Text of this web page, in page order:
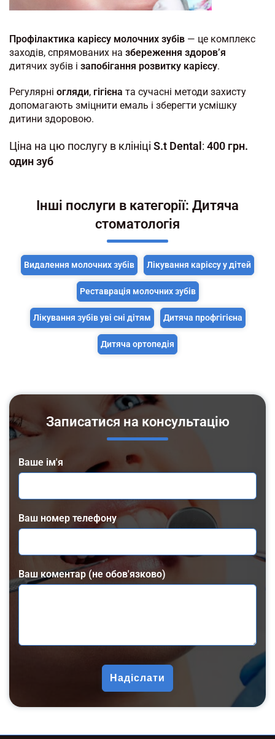
Профілактика карієсу молочних зубів — це комплекс
заходів, спрямованих на збереження здоров’я
дитячих зубів і запобігання розвитку карієсу.
Регулярні огляди, гігієна та сучасні методи захисту
допомагають зміцнити емаль і зберегти усмішку
дитини здоровою.
Ціна на цю послугу в клініці S.t Dental: 400 грн.
один зуб
Інші послуги в категорії: Дитяча
стоматологія
Видалення молочних зубів Лікування карієсу у дітей
Реставрація молочних зубів
Лікування зубів уві сні дітям Дитяча профгігієна
Дитяча ортопедія
Записатися на консультацію
Ваше ім'я
Ваш номер телефону
Ваш коментар (не обов'язково)